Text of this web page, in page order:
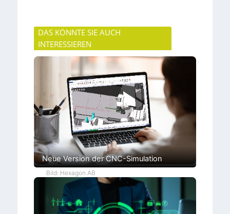
DAS KÖNNTE SIE AUCH
INTERESSIEREN
Neue Version der CNC-Simulation
Bild: Hexagon AB